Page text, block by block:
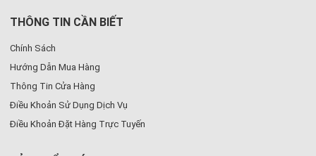
THÔNG TIN CẦN BIẾT
Chính Sách
Hướng Dẫn Mua Hàng
Thông Tin Cửa Hàng
Điều Khoản Sử Dụng Dịch Vụ
Điều Khoản Đặt Hàng Trực Tuyến